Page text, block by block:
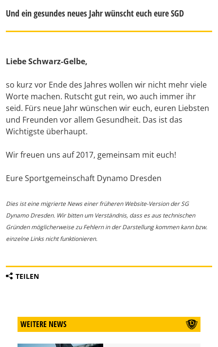
Und ein gesundes neues Jahr wünscht euch eure SGD
Liebe Schwarz-Gelbe,
so kurz vor Ende des Jahres wollen wir nicht mehr viele
Worte machen. Rutscht gut rein, wo auch immer ihr
seid. Fürs neue Jahr wünschen wir euch, euren Liebsten
und Freunden vor allem Gesundheit. Das ist das
Wichtigste überhaupt.
Wir freuen uns auf 2017, gemeinsam mit euch!
Eure Sportgemeinschaft Dynamo Dresden
Dies ist eine migrierte News einer früheren Website-Version der SG
Dynamo Dresden. Wir bitten um Verständnis, dass es aus technischen
Gründen möglicherweise zu Fehlern in der Darstellung kommen kann bzw.
einzelne Links nicht funktionieren.
TEILEN
WEITERE NEWS